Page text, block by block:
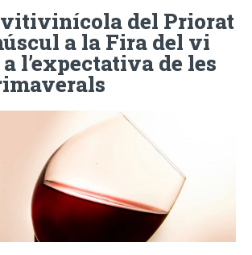
vitivinícola del Priorat
a la Fira del vi
l’expectativa de les